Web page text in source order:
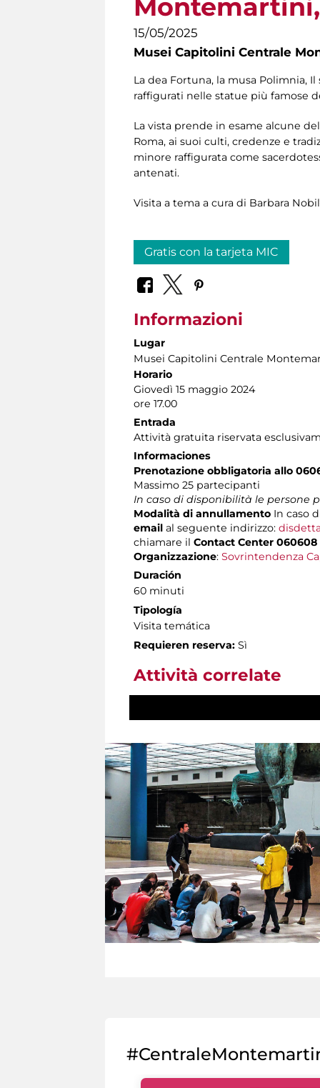
15/05/2025
Musei Capitolini Centrale
La dea Fortuna, la musa Polimnia,
raffigurati nelle statue più famose
La vista prende in esame alcune
Roma, ai suoi culti, credenze e
minore raffigurata come
antenati.
Visita a tema a cura di Barbara
Gratis con la tarjeta MIC
Informazioni
Lugar
Musei Capitolini Centrale
Horario
Giovedì 15 maggio 2024
ore 17.00
Entrada
Attività gratuita riservata
Informaciones
Prenotazione obbligatoria allo
Massimo 25 partecipanti
In caso di disponibilità le persone
Modalità di annullamento In caso
email al seguente indirizzo:
chiamare il Contact Center 060608
Organizzazione: Sovrintendenza
Duración
60 minuti
Tipología
Visita temática
Requieren reserva: Sì
Attività correlate